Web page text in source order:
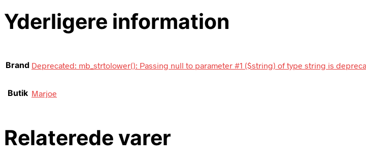
Yderligere information
Brand Deprecated: mb_strtolower(): Passing null to parameter #1 ($string) of type string is
Butik Marjoe
Relaterede varer